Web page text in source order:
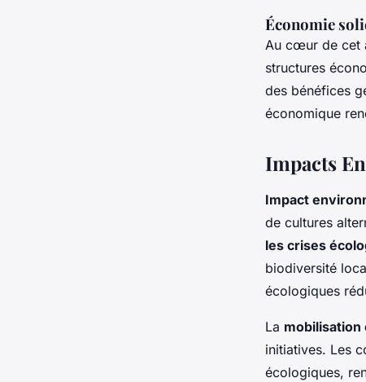
Économie
Au cœur de cet
structures
des bénéfices
économique
Impacts
Impact
de cultures
les crises
biodiversité
écologiques
La
initiatives. Les
écologiques,